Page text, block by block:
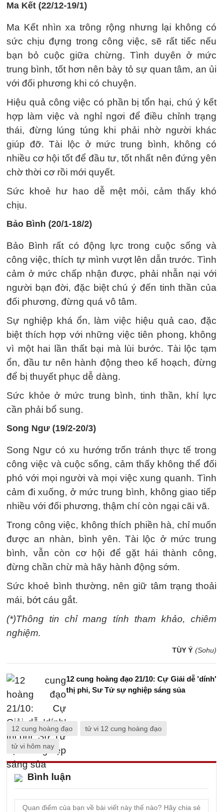
Ma Kết (22/12-19/1)
Ma Kết nhìn xa trông rộng nhưng lại không có
sức chịu đựng trong công việc, sẽ rất tiếc nếu
bạn bỏ cuộc giữa chừng. Tình duyên ở mức
trung bình, tốt hơn nên bày tỏ sự quan tâm, an ủi
với đối phương khi có chuyện.
Hiệu quả công việc có phần bị tổn hại, chú ý kết
hợp làm việc và nghỉ ngơi để điều chỉnh trạng
thái, đừng lúng túng khi phải nhờ người khác
giúp đỡ. Tài lộc ở mức trung bình, không có
nhiều cơ hội tốt để đầu tư, tốt nhất nên đứng yên
chờ thời cơ rồi mới quyết.
Sức khoẻ hư hao dễ mệt mỏi, cảm thấy khó
chịu.
Bảo Bình (20/1-18/2)
Bảo Bình rất có động lực trong cuộc sống và
công việc, thích tự mình vượt lên dẫn trước. Tình
cảm ở mức chấp nhận được, phải nhẫn nại với
người bạn đời, đặc biệt chú ý đến tinh thần của
đối phương, đừng quá vô tâm.
Sự nghiệp khá ổn, làm việc hiệu quả cao, đặc
biệt thích hợp với những việc tiên phong, không
vì một hai lần thất bại mà lùi bước. Tài lộc tạm
ổn, đầu tư nên hành động theo kế hoạch, đừng
để bị thuyết phục dễ dàng.
Sức khỏe ở mức trung bình, tinh thần, khí lực
cần phải bổ sung.
Song Ngư (19/2-20/3)
Song Ngư có xu hướng trốn tránh thực tế trong
công việc và cuộc sống, cảm thấy không thể đối
phó với mọi người và mọi việc xung quanh. Tình
cảm đi xuống, ở mức trung bình, không giao tiếp
nhiều với đối phương, thậm chí còn ngại cãi vã.
Trong công việc, không thích phiền hà, chỉ muốn
được an nhàn, bình yên. Tài lộc ở mức trung
bình, vẫn còn cơ hội để gặt hái thành công,
đừng chần chừ mà hãy hành động sớm.
Sức khoẻ bình thường, nên giữ tâm trạng thoải
mái, bớt cáu gắt.
(*)Thông tin chỉ mang tính tham khảo, chiêm
nghiệm.
TÙY Ý (Sohu)
12 cung hoàng đạo 21/10: Cự Giải dễ 'dính'
thị phi, Sư Tử sự nghiệp sáng sủa
12 cung hoàng đạo tử vi 12 cung hoàng đạo
tử vi hôm nay
Bình luận